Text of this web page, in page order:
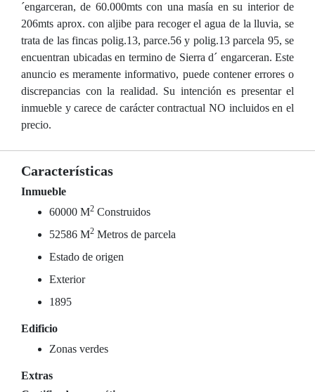
´engarceran, de 60.000mts con una masía en su interior de
206mts aprox. con aljibe para recoger el agua de la lluvia, se
trata de las fincas polig.13, parce.56 y polig.13 parcela 95, se
encuentran ubicadas en termino de Sierra d´ engarceran. Este
anuncio es meramente informativo, puede contener errores o
discrepancias con la realidad. Su intención es presentar el
inmueble y carece de carácter contractual NO incluidos en el
precio.
Características
Inmueble
60000 M2 Construidos
52586 M2 Metros de parcela
Estado de origen
Exterior
1895
Edificio
Zonas verdes
Extras